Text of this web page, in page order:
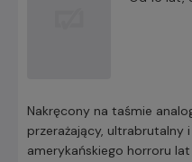
Nakręcony na taśmie
przerażający, ultrabrutalny
amerykańskiego horroru